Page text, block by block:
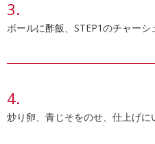
ボールに酢飯、STEP1のチャーシ
炒り卵、青じそをのせ、仕上げに